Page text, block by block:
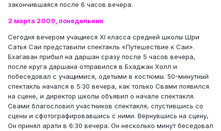
закончившаяся после 6 часов вечера.
2 марта 2009, понедельник
Сегодня вечером учащиеся XI класса средней школы Шри
Сатья Саи представили спектакль «Путешествие к Саи».
Бхагаван прибыл на даршан сразу после 5 часов вечера,
после круга даршана отправился в Бхаджан Холл и
побеседовал с учащимися, одетыми в костюмы. 50-минутный
спектакль начался в 5:30 вечера, как только Свами появился
на сцене, и директор школы объявил о начале спектакля.
Свами благословил участников спектакля, спустившись со
сцены и сфотографировавшись с ними. Вернувшись на сцену,
Он принял арати в 6:30 вечера. Он несколько минут беседовал